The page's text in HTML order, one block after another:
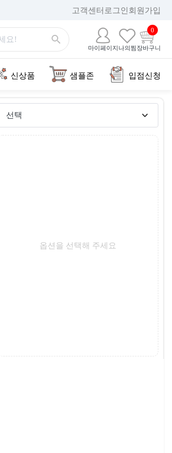
고객센터 로그인 회원가입
마이페이지 나의찜 장바구니
0
신상품 샘플존 입점신청
옵션을 선택해 주세요